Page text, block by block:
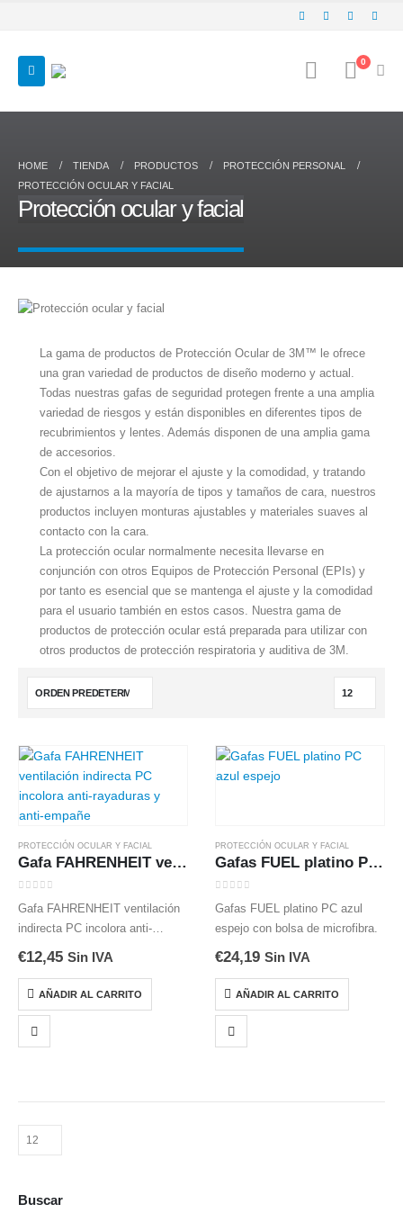
0
HOME TIENDA PRODUCTOS
PROTECCIÓN PERSONAL
PROTECCIÓN OCULAR Y FACIAL
Protección ocular y facial
La gama de productos de Protección Ocular de 3M™ le ofrece
una gran variedad de productos de diseño moderno y actual.
Todas nuestras gafas de seguridad protegen frente a una amplia
variedad de riesgos y están disponibles en diferentes tipos de
recubrimientos y lentes. Además disponen de una amplia gama
de accesorios.
Con el objetivo de mejorar el ajuste y la comodidad, y tratando
de ajustarnos a la mayoría de tipos y tamaños de cara, nuestros
productos incluyen monturas ajustables y materiales suaves al
contacto con la cara.
La protección ocular normalmente necesita llevarse en
conjunción con otros Equipos de Protección Personal (EPIs) y
por tanto es esencial que se mantenga el ajuste y la comodidad
para el usuario también en estos casos. Nuestra gama de
productos de protección ocular está preparada para utilizar con
otros productos de protección respiratoria y auditiva de 3M.
PROTECCIÓN OCULAR Y FACIAL
Gafa FAHRENHEIT ventilación indirecta PC incolora anti-rayaduras y anti-empañe
Gafa FAHRENHEIT ventilación
indirecta PC incolora anti-
€12,45 Sin IVA
AÑADIR AL CARRITO
PROTECCIÓN OCULAR Y FACIAL
Gafas FUEL platino PC azul espejo
Gafas FUEL platino PC azul
espejo con bolsa de microfibra.
€24,19 Sin IVA
AÑADIR AL CARRITO
Buscar